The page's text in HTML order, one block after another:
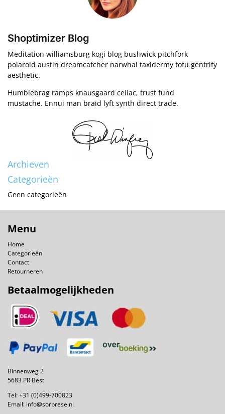
Shoptimizer Blog
Meditation williamsburg kogi blog bushwick pitchfork
polaroid austin dreamcatcher narwhal taxidermy tofu gentrify
aesthetic.
Humblebrag ramps knausgaard celiac, trust fund
mustache. Ennui man braid lyft synth direct trade.
Archieven
Categorieën
Geen categorieën
Menu
Home
Categorieën
Contact
Retourneren
Betaalmogelijkheden
Binnenweg 2
5683 PR Best
Tel:+31 (0)499-700823
Email: info@sorprese.nl